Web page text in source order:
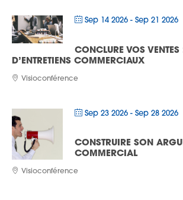
Sep 14 2026 - Sep 21 2026
CONCLURE VOS
D’ENTRETIENS COMMERCIAUX
Visioconférence
Sep 23 2026 - Sep 28 2026
CONSTRUIRE SON
COMMERCIAL
Visioconférence